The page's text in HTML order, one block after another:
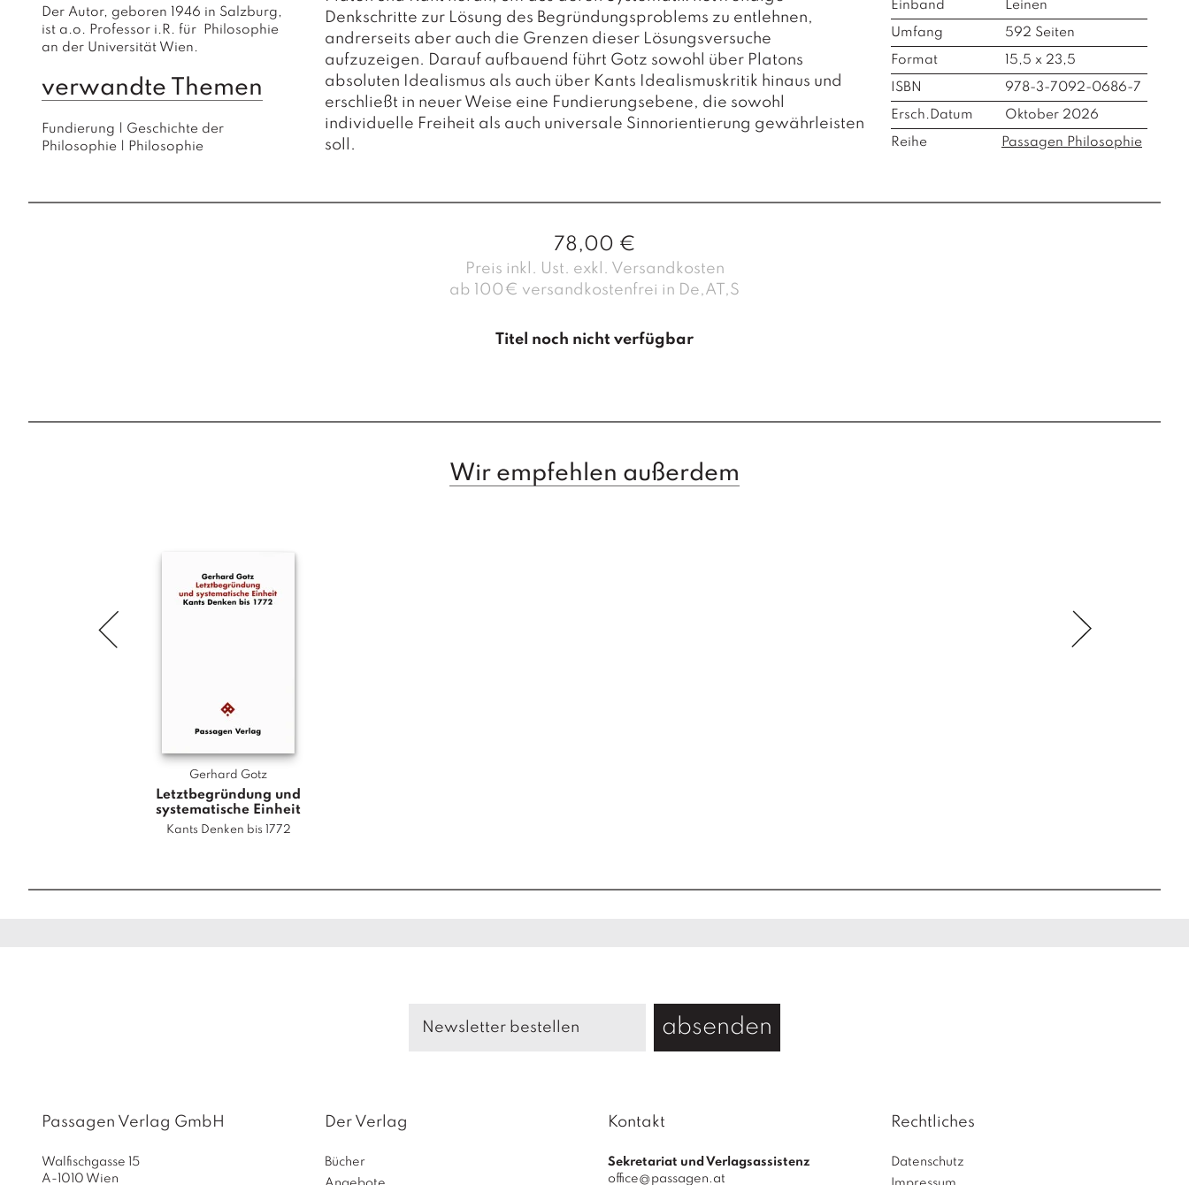
Denkschritte zur Lösung des Begründungsproblems zu entlehnen,
andrerseits aber auch die Grenzen dieser Lösungsversuche
aufzuzeigen. Darauf aufbauend führt Gotz sowohl über Platons
absoluten Idealismus als auch über Kants Idealismuskritik hinaus und
erschließt in neuer Weise eine Fundierungsebene, die sowohl
individuelle Freiheit als auch universale Sinnorientierung gewährleisten
soll.
Der Autor, geboren 1946 in Salzburg,
ist a.o. Professor i.R. für  Philosophie
an der Universität Wien.
verwandte Themen
Fundierung
Geschichte der
Philosophie
Philosophie
Einband
Leinen
Umfang
592 Seiten
Format
15,5 x 23,5
ISBN
978-3-7092-0686-7
Ersch.Datum
Oktober 2026
Reihe
Passagen Philosophie
78,00 €
Preis inkl. Ust. exkl. Versandkosten
ab 100€ versandkostenfrei in De,AT,S
Titel noch nicht verfügbar
Wir empfehlen außerdem
Gerhard Gotz
Letztbegründung und
systematische Einheit
Kants Denken bis 1772
absenden
Passagen Verlag GmbH
Walfischgasse 15
A-1010 Wien
Der Verlag
Bücher
Kontakt
Sekretariat und Verlagsassistenz
office@passagen.at
Rechtliches
Datenschutz